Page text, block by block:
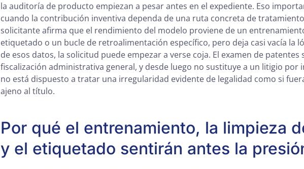
la auditoría de producto empiezan a pesar antes en el expediente. Eso
cuando la contribución inventiva dependa de una ruta concreta de
solicitante afirma que el rendimiento del modelo proviene de un
etiquetado o un bucle de retroalimentación específico, pero deja casi vacía la
de esos datos, la solicitud puede empezar a verse coja. El examen de patentes
fiscalización administrativa general, y desde luego no sustituye a un litigio por
no está dispuesto a tratar una irregularidad evidente de legalidad como si
ajeno al título.
Por qué el entrenamiento, la limpieza
y el etiquetado sentirán antes la